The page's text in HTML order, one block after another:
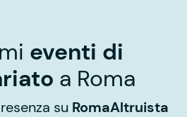
eventi di
a Roma
su RomaAltruista